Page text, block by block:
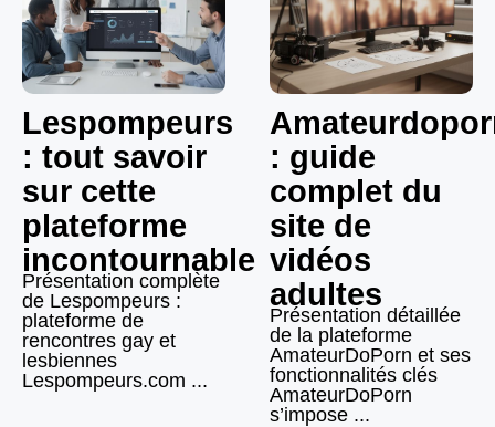
Lespompeurs
: tout savoir
sur cette
plateforme
incontournable
Présentation complète
de Lespompeurs :
plateforme de
rencontres gay et
lesbiennes
Lespompeurs.com ...
: guide
complet du
site de
vidéos
adultes
Présentation détaillée
de la plateforme
AmateurDoPorn et ses
fonctionnalités clés
AmateurDoPorn
s’impose ...